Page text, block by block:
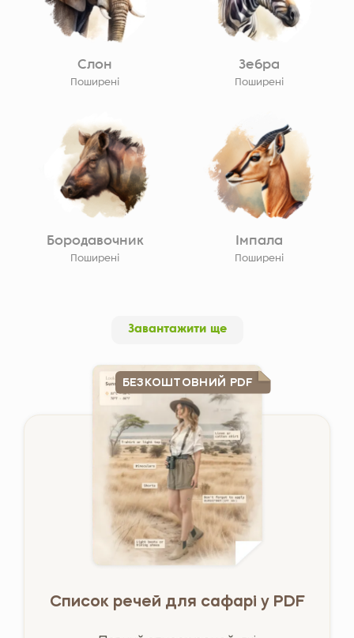
Слон
Поширені
Зебра
Поширені
Бородавочник
Поширені
Імпала
Поширені
Завантажити ще
БЕЗКОШТОВНИЙ PDF
Список речей для сафарі у PDF